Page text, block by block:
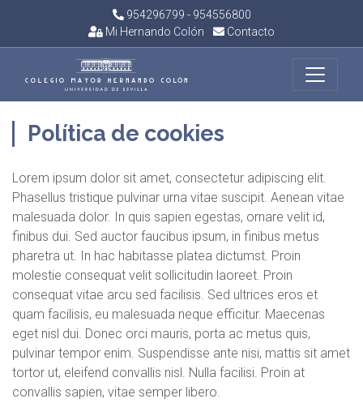
954296799 - 954556800
Mi Hernando Colón
Contacto
Política de cookies
Lorem ipsum dolor sit amet, consectetur adipiscing elit.
Phasellus tristique pulvinar urna vitae suscipit. Aenean vitae
malesuada dolor. In quis sapien egestas, ornare velit id,
finibus dui. Sed auctor faucibus ipsum, in finibus metus
pharetra ut. In hac habitasse platea dictumst. Proin
molestie consequat velit sollicitudin laoreet. Proin
consequat vitae arcu sed facilisis. Sed ultrices eros et
quam facilisis, eu malesuada neque efficitur. Maecenas
eget nisl dui. Donec orci mauris, porta ac metus quis,
pulvinar tempor enim. Suspendisse ante nisi, mattis sit amet
tortor ut, eleifend convallis nisl. Nulla facilisi. Proin at
convallis sapien, vitae semper libero.